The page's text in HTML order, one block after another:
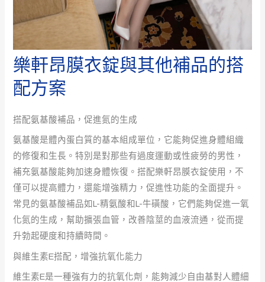
樂軒昂膜衣錠與其他補品的搭
配方案
搭配氨基酸補品，促進氮的生成
氨基酸是體內蛋白質的基本組成單位，它能夠促進身體組織
的修復和生長。特別是對那些有過度運動或性疲勞的男性，
補充氨基酸能夠加速身體恢復。搭配樂軒昂膜衣錠使用，不
僅可以提高體力，還能增強精力，促進性功能的全面提升。
常見的氨基酸補品如L-精氨酸和L-牛磺酸，它們能夠促進一氧
化氮的生成，幫助擴張血管，改善陰莖的血液流通，從而提
升勃起硬度和持續時間。
與維生素E搭配，增強抗氧化能力
維生素E是一種強有力的抗氧化劑，能夠減少自由基對人體細